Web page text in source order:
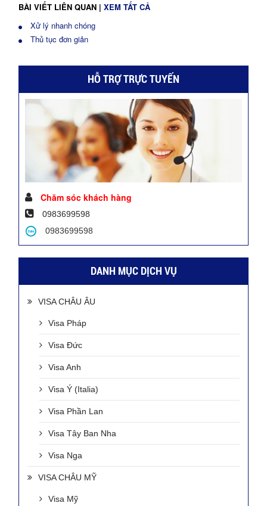
BÀI VIẾT LIÊN QUAN | XEM TẤT CẢ
Xử lý nhanh chóng
Thủ tục đơn giản
HỖ TRỢ TRỰC TUYẾN
Chăm sóc khách hàng
0983699598
0983699598
DANH MỤC DỊCH VỤ
VISA CHÂU ÂU
Visa Pháp
Visa Đức
Visa Anh
Visa Ý (Italia)
Visa Phần Lan
Visa Tây Ban Nha
Visa Nga
VISA CHÂU MỸ
Visa Mỹ